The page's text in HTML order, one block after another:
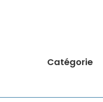
Catégorie